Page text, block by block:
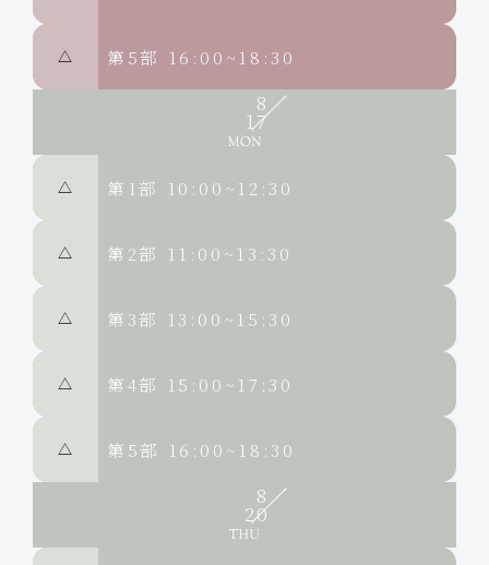
△ 第5部 16:00~18:30
8
17
△ 第1部 10:00~12:30
△ 第2部 11:00~13:30
△ 第3部 13:00~15:30
△ 第4部 15:00~17:30
△ 第5部 16:00~18:30
8
20